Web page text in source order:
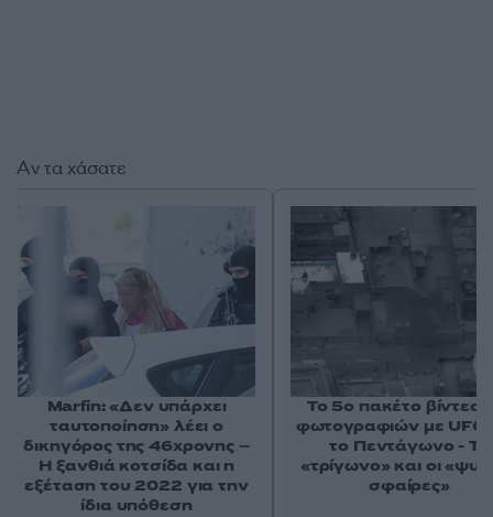
Αν τα χάσατε
Marfin: «Δεν υπάρχει
ταυτοποίηση» λέει ο
δικηγόρος της 46χρονης –
Η ξανθιά κοτσίδα και η
εξέταση του 2022 για την
ίδια υπόθεση
Το 5ο πακέτο βίντεο
φωτογραφιών με UFO
το Πεντάγωνο - Το
«τρίγωνο» και οι
σφαίρες»